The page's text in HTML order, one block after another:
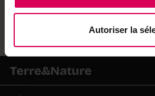
Autoriser la
Envie de partager ?
Terre&Nature